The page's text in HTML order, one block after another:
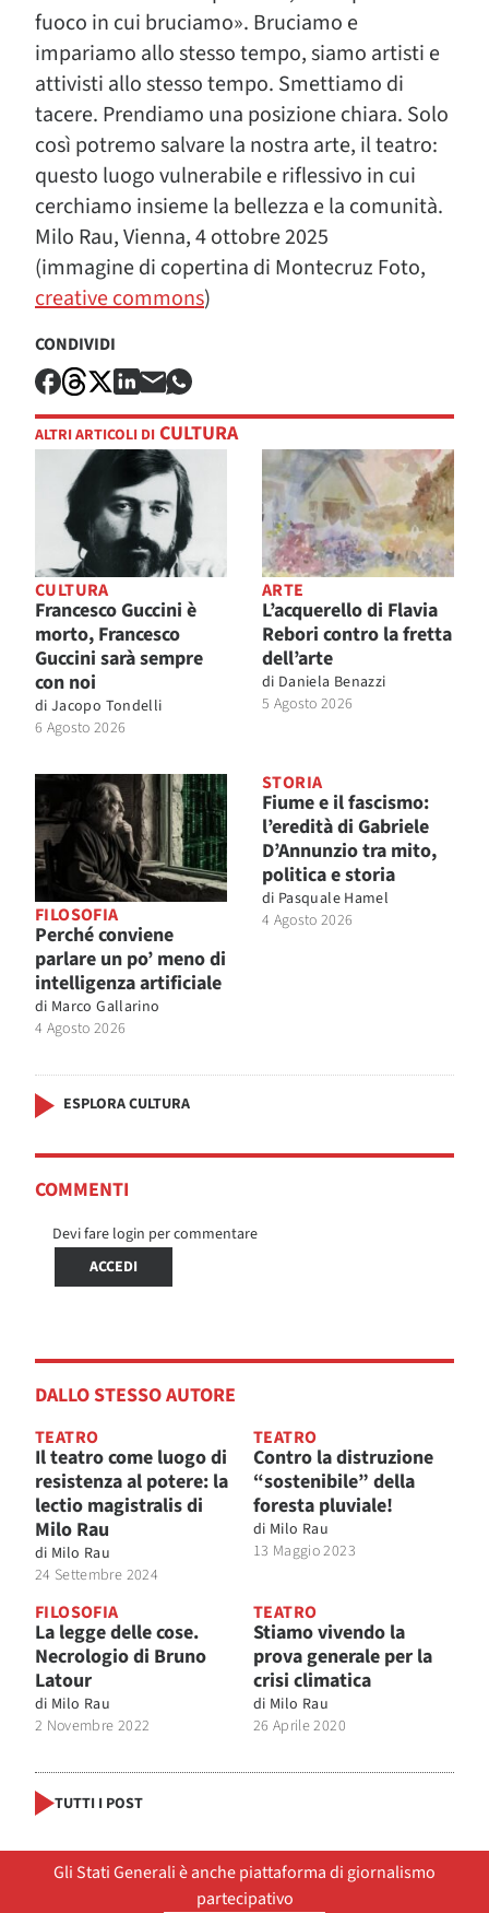
fuoco in cui bruciamo». Bruciamo e
impariamo allo stesso tempo, siamo artisti e
attivisti allo stesso tempo. Smettiamo di
tacere. Prendiamo una posizione chiara. Solo
così potremo salvare la nostra arte, il teatro:
questo luogo vulnerabile e riflessivo in cui
cerchiamo insieme la bellezza e la comunità.
Milo Rau, Vienna, 4 ottobre 2025
(immagine di copertina di Montecruz Foto,
creative commons)
CONDIVIDI
ALTRI ARTICOLI DI CULTURA
CULTURA
Francesco Guccini è
morto, Francesco
Guccini sarà sempre
con noi
di Jacopo Tondelli
6 Agosto 2026
ARTE
L’acquerello di Flavia
Rebori contro la fretta
dell’arte
di Daniela Benazzi
5 Agosto 2026
FILOSOFIA
Perché conviene
parlare un po’ meno di
intelligenza artificiale
di Marco Gallarino
4 Agosto 2026
STORIA
Fiume e il fascismo:
l’eredità di Gabriele
D’Annunzio tra mito,
politica e storia
di Pasquale Hamel
4 Agosto 2026
ESPLORA CULTURA
COMMENTI
Devi fare login per commentare
ACCEDI
DALLO STESSO AUTORE
TEATRO
Il teatro come luogo di
resistenza al potere: la
lectio magistralis di
Milo Rau
di Milo Rau
24 Settembre 2024
TEATRO
Contro la distruzione
“sostenibile” della
foresta pluviale!
di Milo Rau
13 Maggio 2023
FILOSOFIA
La legge delle cose.
Necrologio di Bruno
Latour
di Milo Rau
2 Novembre 2022
TEATRO
Stiamo vivendo la
prova generale per la
crisi climatica
di Milo Rau
26 Aprile 2020
TUTTI I POST
Gli Stati Generali è anche piattaforma di giornalismo
partecipativo